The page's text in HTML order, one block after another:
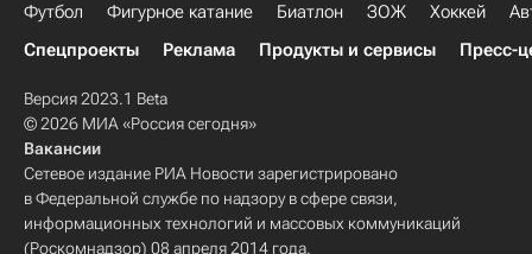
Футбол Фигурное катание Биатлон ЗОЖ Хоккей
Спецпроекты
Реклама Продукты и сервисы Пресс-
Версия 2023.1 Beta
© 2026 МИА «Россия сегодня»
Вакансии
Сетевое издание РИА Новости зарегистрировано
в Федеральной службе по надзору в сфере связи,
информационных технологий и массовых коммуникаций
(Роскомнадзор) 08 апреля 2014 года.